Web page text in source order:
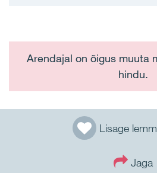
Lisage
Jaga
Arendajal on õigus muuta
hindu.